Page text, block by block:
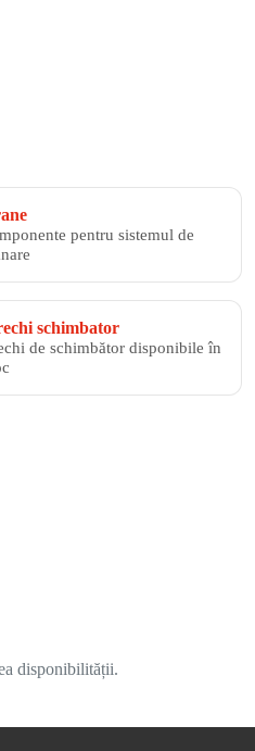
pentru sistemul de
schimbator
de schimbător disponibile în
disponibilității.